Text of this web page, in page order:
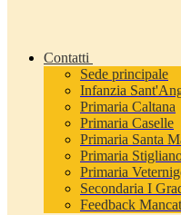
Contatti
Sede principale
Infanzia
Primaria Caltana
Primaria Caselle
Primaria Santa
Primaria
Primaria
Secondaria I
Feedback